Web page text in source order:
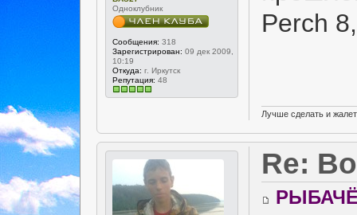
Одноклубник
Сообщения: 318
Зарегистрирован: 09 дек 2009,
10:19
Откуда: г. Иркутск
Репутация: 48
Perch
Лучше сделать и
Re: